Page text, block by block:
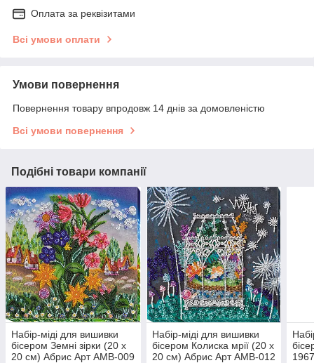
Оплата за реквізитами
Всі умови оплати
Умови повернення
Повернення товару впродовж 14 днів за домовленістю
Всі умови повернення
Подібні товари компанії
Набір-міді для вишивки
бісером Земні зірки (20 х
20 см) Абрис Арт AMB-009
Набір-міді для вишивки
бісером Колиска мрії (20 х
20 см) Абрис Арт AMB-012